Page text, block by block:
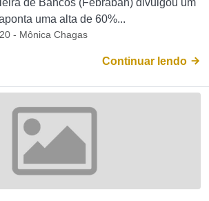
de Bancos (Febraban) divulgou um
uma alta de 60%...
- Mônica Chagas
Continuar lendo